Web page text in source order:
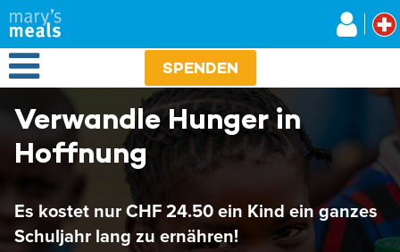
Direkt
zum
Inhalt
Open Menu SPENDEN
Verwandle Hunger in
Hoffnung
Es kostet nur CHF 24.50 ein Kind ein ganzes
Schuljahr lang zu ernähren!